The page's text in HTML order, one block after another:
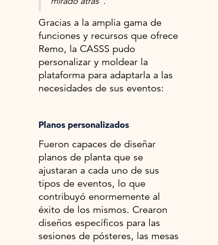
Gracias a la amplia gama de
funciones y recursos que ofrece
Remo, la CASSS pudo
personalizar y moldear la
plataforma para adaptarla a las
necesidades de sus eventos:
Planos personalizados
Fueron capaces de diseñar
planos de planta que se
ajustaran a cada uno de sus
tipos de eventos, lo que
contribuyó enormemente al
éxito de los mismos. Crearon
diseños específicos para las
sesiones de pósteres, las mesas